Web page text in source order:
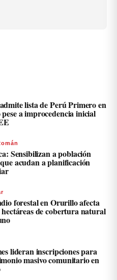
lista de Perú Primero en
a improcedencia inicial
Sensibilizan a población
acudan a planificación
forestal en Orurillo afecta
de cobertura natural
lideran inscripciones para
masivo comunitario en